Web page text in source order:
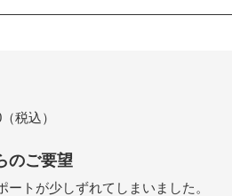
税込）
のご要望
ートが少しずれてしまいました。